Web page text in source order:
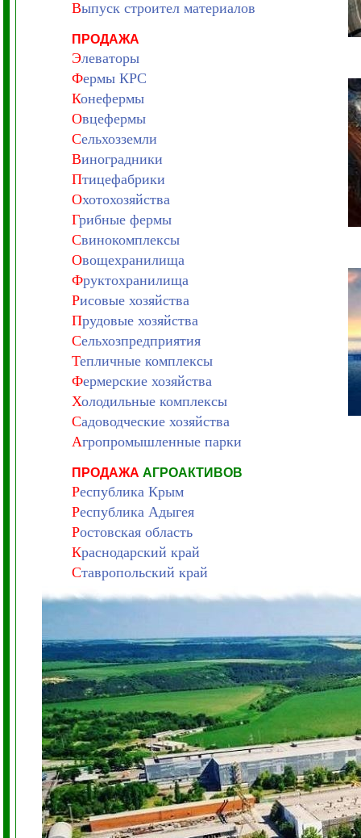
Выпуск строител материалов
ПРОДАЖА
Элеваторы
Фермы КРС
Конефермы
Овцефермы
Сельхозземли
Виноградники
Птицефабрики
Охотохозяйства
Грибные фермы
Свинокомплексы
Овощехранилища
Фруктохранилища
Рисовые хозяйства
Прудовые хозяйства
Сельхозпредприятия
Тепличные комплексы
Фермерские хозяйства
Холодильные комплексы
Садоводческие хозяйства
Агропромышленные парки
ПРОДАЖА АГРОАКТИВОВ
Республика Крым
Республика Адыгея
Ростовская область
Краснодарский край
Ставропольский край